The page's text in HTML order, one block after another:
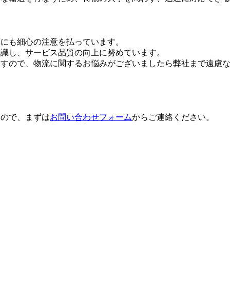
も細心の注意を払っています。
し、サービス品質の向上に努めています。
ので、物流に関するお悩みがございましたら弊社まで遠慮な
で、まずはお問い合わせフォームからご連絡ください。